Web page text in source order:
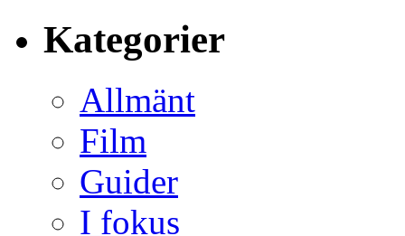
Kategorier
Allmänt
Film
Guider
I fokus